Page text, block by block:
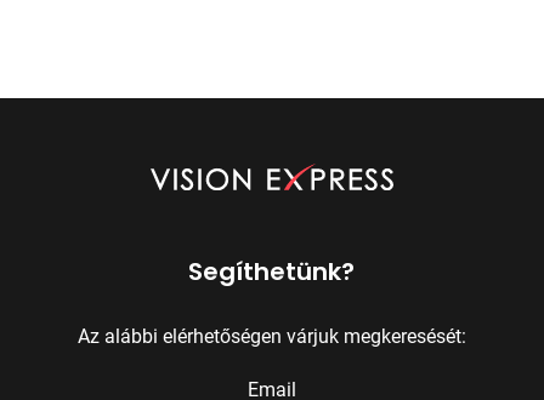
Segíthetünk?
Az alábbi elérhetőségen várjuk megkeresését:
Email